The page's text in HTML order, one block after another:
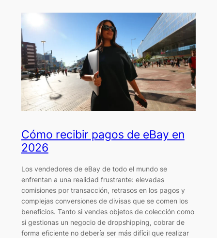
Cómo recibir pagos de eBay en
2026
Los vendedores de eBay de todo el mundo se
enfrentan a una realidad frustrante: elevadas
comisiones por transacción, retrasos en los pagos y
complejas conversiones de divisas que se comen los
beneficios. Tanto si vendes objetos de colección como
si gestionas un negocio de dropshipping, cobrar de
forma eficiente no debería ser más difícil que realizar